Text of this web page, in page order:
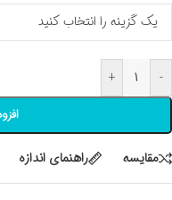
-
+
مقايسه راهنمای اندازه